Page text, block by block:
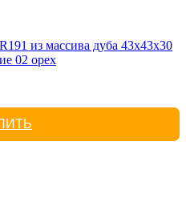
из массива дуба 43х43х30
02 орех